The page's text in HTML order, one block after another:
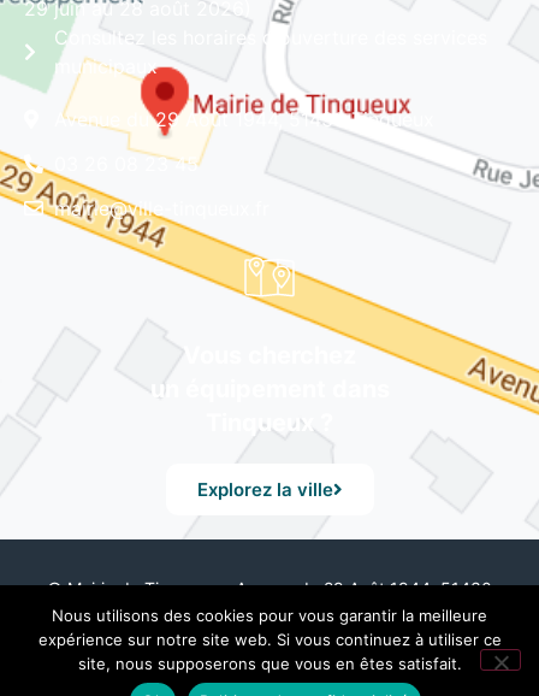
29 juin au 28 août 2026)
Consultez les horaires d'ouverture des services
municipaux
Avenue du 29 Août 1944, 51430 Tinqueux
03 26 08 23 45
mairie@ville-tinqueux.fr
Vous cherchez
un équipement dans
Tinqueux ?
Explorez la ville
© Mairie de Tinqueux – Avenue du 29 Août 1944, 51430
Tinqueux – Tél. 03 26 08 23 45 – Mentions Légales – Design
by UXid
Nous utilisons des cookies pour vous garantir la meilleure
expérience sur notre site web. Si vous continuez à utiliser ce
site, nous supposerons que vous en êtes satisfait.